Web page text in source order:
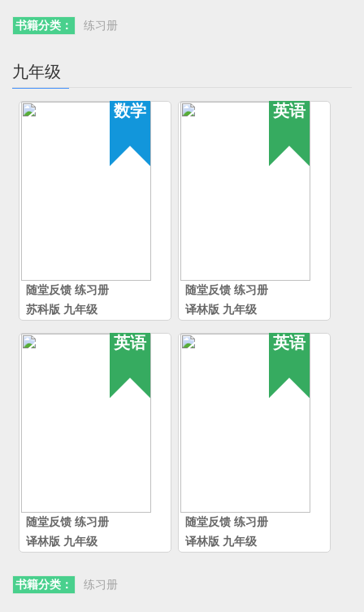
书籍分类： 练习册
九年级
数学
随堂反馈 练习册
苏科版 九年级
英语
随堂反馈 练习册
译林版 九年级
英语
随堂反馈 练习册
译林版 九年级
英语
随堂反馈 练习册
译林版 九年级
书籍分类： 练习册